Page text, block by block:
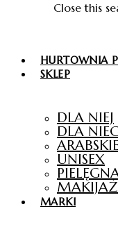
HURTOWNIA
SKLEP
DLA NIEJ
DLA
UNISEX
MAKIJAŻ
MARKI
Close this